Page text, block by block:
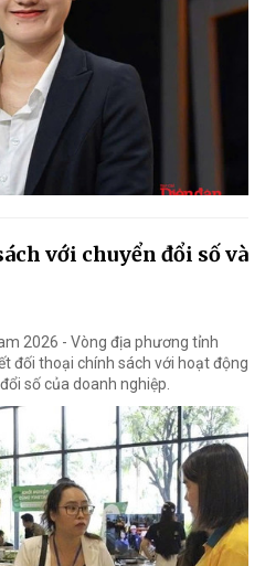
với chuyển đổi số và
2026 - Vòng địa phương tỉnh
đối thoại chính sách với hoạt động
số của doanh nghiệp.